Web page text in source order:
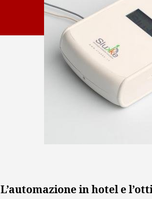
L’automazione in hotel e